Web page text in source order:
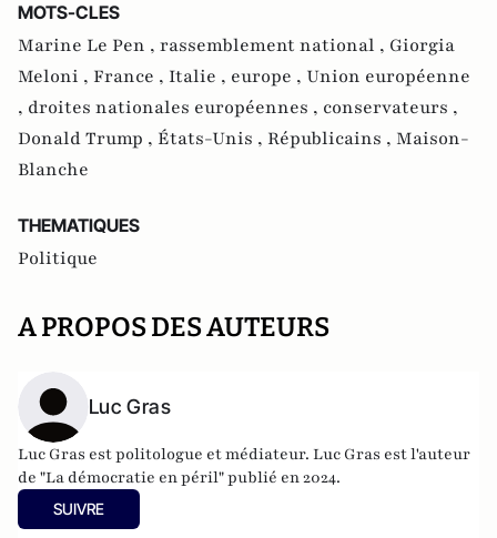
MOTS-CLES
Marine Le Pen , rassemblement national , Giorgia
Meloni , France , Italie , europe , Union européenne
, droites nationales européennes , conservateurs ,
Donald Trump , États-Unis , Républicains , Maison-
Blanche
THEMATIQUES
Politique
A PROPOS DES AUTEURS
Luc Gras
Luc Gras est politologue et médiateur. Luc Gras est l'auteur
de "La démocratie en péril" publié en 2024.
SUIVRE